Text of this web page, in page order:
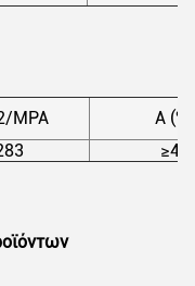
MPA
Α (%)
≥40